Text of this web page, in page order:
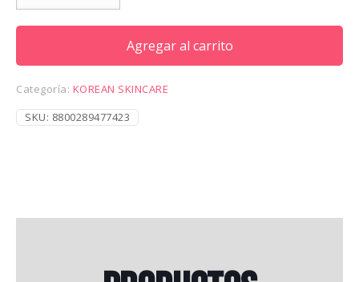
cantidad
Agregar al carrito
Categoría: KOREAN SKINCARE
SKU: 8800289477423